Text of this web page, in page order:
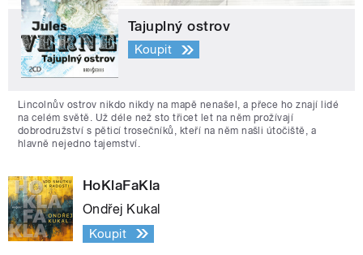
Tajuplný ostrov
Koupit
Lincolnův ostrov nikdo nikdy na mapě nenašel, a přece ho znají lidé
na celém světě. Už déle než sto třicet let na něm prožívají
dobrodružství s pěticí trosečníků, kteří na něm našli útočiště, a
hlavně nejedno tajemství.
HoKlaFaKla
Ondřej Kukal
Koupit